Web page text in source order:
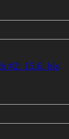
#2: 15.6. bis